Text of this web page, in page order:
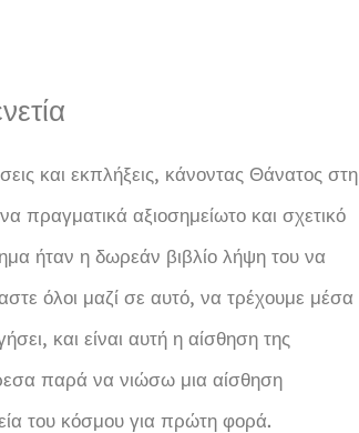
και εκπλήξεις, κάνοντας Θάνατος στη
πραγματικά αξιοσημείωτο και σχετικό
ήταν η δωρεάν βιβλίο λήψη του να
όλοι μαζί σε αυτό, να τρέχουμε μέσα
και είναι αυτή η αίσθηση της
παρά να νιώσω μια αίσθηση
του κόσμου για πρώτη φορά.